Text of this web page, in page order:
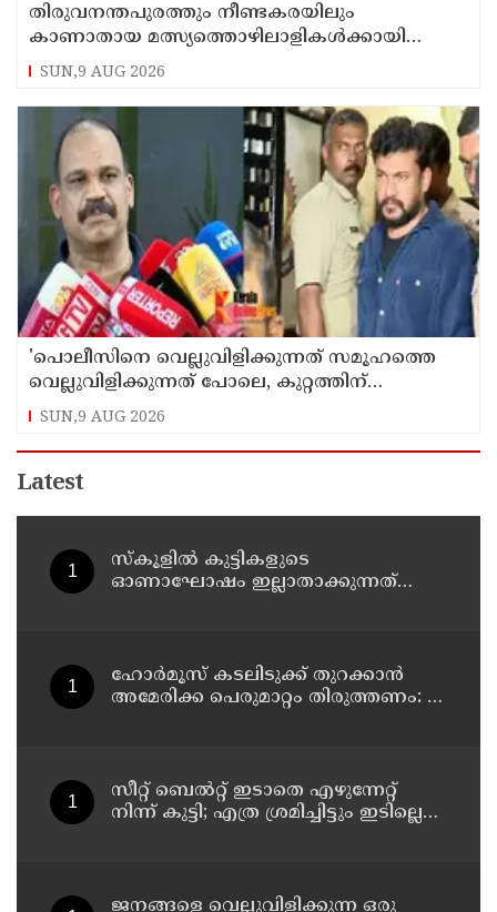
തിരുവനന്തപുരത്തും നീണ്ടകരയിലും
കാണാതായ മത്സ്യത്തൊഴിലാളികള്‍ക്കായി
തിരച്ചില്‍ പത്താം ദിവസത്തിലേക്ക്
SUN,9 AUG 2026
'പൊലീസിനെ വെല്ലുവിളിക്കുന്നത് സമൂഹത്തെ
വെല്ലുവിളിക്കുന്നത് പോലെ, കുറ്റത്തിന്
അനുസരിച്ച് ശിക്ഷ നല്‍കും':എഡിജിപി
SUN,9 AUG 2026
Latest
സ്‌കൂളില്‍ കുട്ടികളുടെ
ഓണാഘോഷം ഇല്ലാതാക്കുന്നത്
ഹോര്‍മൂസ് കടലിടുക്ക് തുറക്കാന്‍
അമേരിക്ക പെരുമാറ്റം തിരുത്തണം: 6
സീറ്റ് ബെല്‍റ്റ് ഇടാതെ എഴുന്നേറ്റ്
നിന്ന് കുട്ടി; എത്ര ശ്രമിച്ചിട്ടും ഇടില്ലെന്ന്
ജനങ്ങളെ വെല്ലുവിളിക്കുന്ന ഒരു